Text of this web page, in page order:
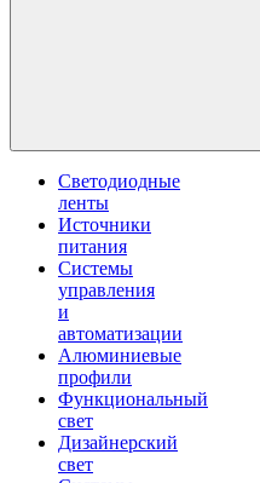
Светодиодные
ленты
Источники
питания
Системы
управления
и
автоматизации
Алюминиевые
профили
Функциональный
свет
Дизайнерский
свет